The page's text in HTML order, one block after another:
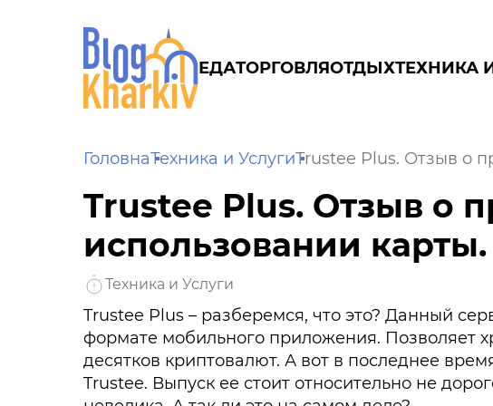
ЕДАТОРГОВЛЯОТДЫХТЕХНИКА
ГоловнаТехника и УслугиTrustee Plus. Отзыв о
Trustee Plus. Отзыв о
использовании карты.
Техника и Услуги
Trustee Plus – разберемся, что это? Данный
формате мобильного приложения. Позволяет
десятков криптовалют. А вот в последнее
Trustee. Выпуск ее стоит относительно не